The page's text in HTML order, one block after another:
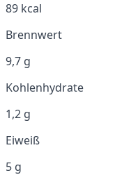
89 kcal
Brennwert
9,7 g
Kohlenhydrate
1,2 g
Eiweiß
5 g